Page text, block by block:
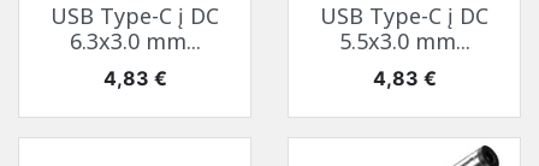
USB Type-C į DC
6.3x3.0 mm...
Kaina
4,83 €
USB Type-C į DC
5.5x3.0 mm...
Kaina
4,83 €